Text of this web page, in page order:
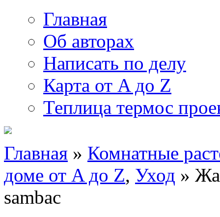
Главная
Об авторах
Написать по делу
Карта от A до Z
Теплица термос
Главная » Комнатные
доме от A до Z, Уход »
sambac